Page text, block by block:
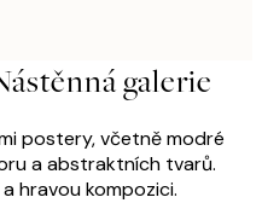
galerie
postery, včetně modré
a abstraktních tvarů.
hravou kompozici.